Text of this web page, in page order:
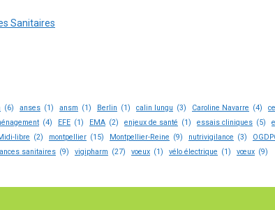
Sanitaires
(6) anses (1) ansm (1) Berlin (1) calin lungu (3) Caroline Navarre (4)
(4) EFE (1) EMA (2) enjeux de santé (1) essais cliniques (5)
libre (2) montpellier (15) Montpellier-Reine (9) nutrivigilance (3)
sanitaires (9) vigipharm (27) voeux (1) vélo électrique (1) vœux (9)